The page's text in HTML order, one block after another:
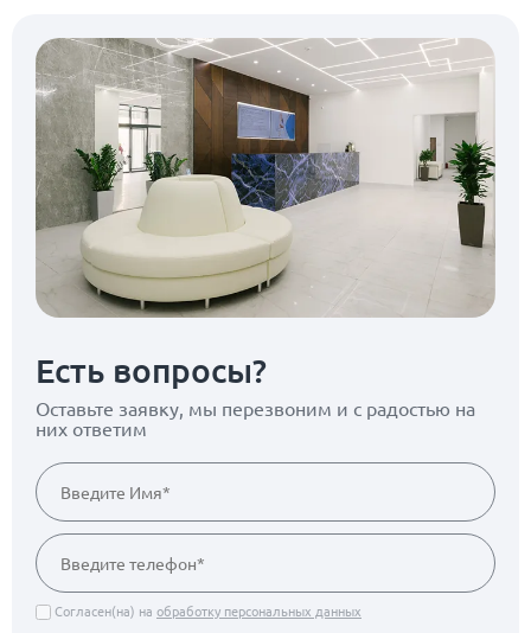
Есть вопросы?
Оставьте заявку, мы перезвоним и с радостью на
них ответим
Согласен(на) на обработку персональных данных